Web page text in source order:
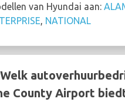
van Hyundai aan:
NATIONAL
Welk
County Airport